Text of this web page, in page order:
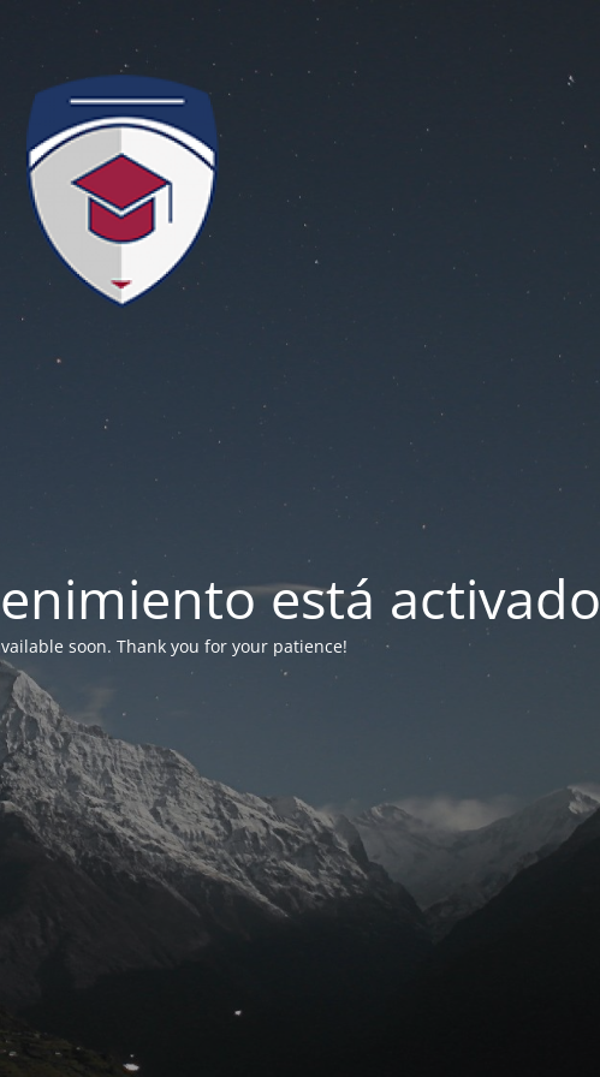
está activado
soon. Thank you for your patience!